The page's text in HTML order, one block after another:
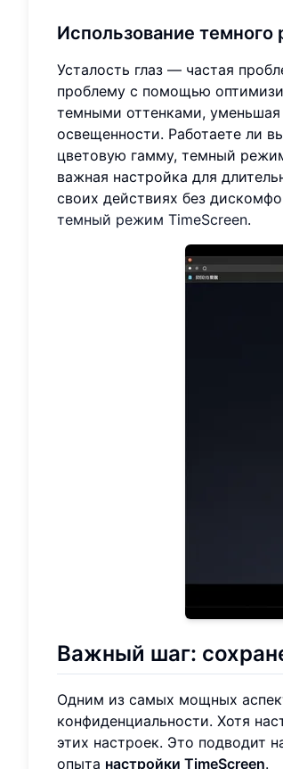
Использование
Усталость глаз — частая
проблему с помощью
темными оттенками, уменьшая
освещенности. Работаете ли
цветовую гамму, темный
важная настройка для
своих действиях без
темный режим TimeScreen.
Важный шаг:
Одним из самых мощных
конфиденциальности. Хотя
этих настроек. Это подводит
опыта настройки TimeScreen.